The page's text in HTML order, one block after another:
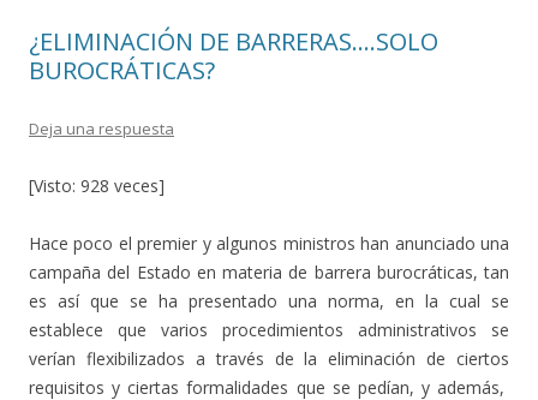
k r
¿ELIMINACIÓN DE BARRERAS….SOLO
BUROCRÁTICAS?
Deja una respuesta
[Visto: 928 veces]
Hace poco el premier y algunos ministros han anunciado una
campaña del Estado en materia de barrera burocráticas, tan
es así que se ha presentado una norma, en la cual se
establece que varios procedimientos administrativos se
verían flexibilizados a través de la eliminación de ciertos
requisitos y ciertas formalidades que se pedían, y además,